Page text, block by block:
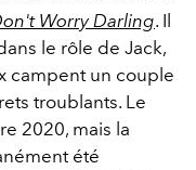
Worry Darling. Il
le rôle de Jack,
campent un couple
troublants. Le
2020, mais la
été